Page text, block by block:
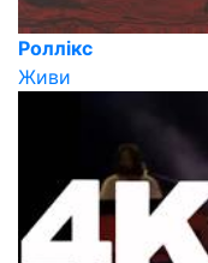
Роллікс
Живи